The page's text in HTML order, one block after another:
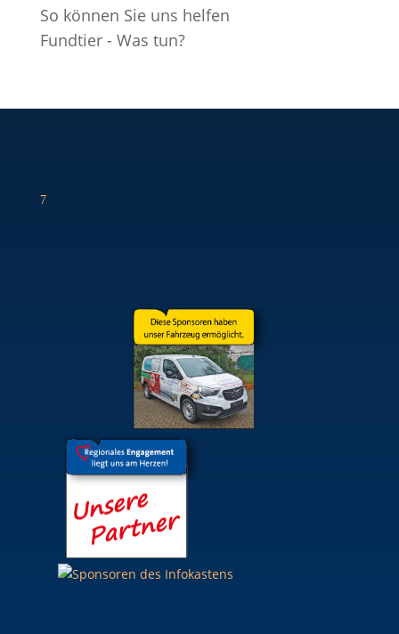
So können Sie uns helfen
Fundtier - Was tun?
7